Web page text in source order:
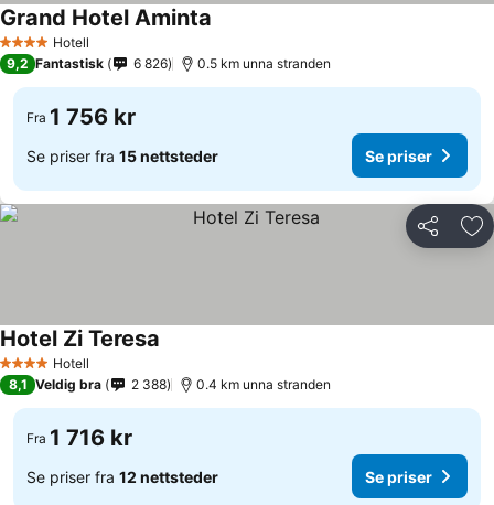
4 StjernerHotell
Grand Hotel Aminta
9,2 Fantastisk 6 826 0.5 km unna stranden
Fra 1 756 kr
Se priser fra 15 nettsteder Se priser
Del
4 StjernerHotell
Hotel Zi Teresa
8,1 Veldig bra 2 388 0.4 km unna stranden
Fra 1 716 kr
Se priser fra 12 nettsteder Se priser